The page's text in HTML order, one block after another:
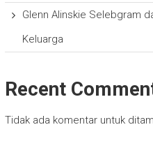
Glenn Alinskie Selebgram
Keluarga
Recent
Tidak ada komentar untuk